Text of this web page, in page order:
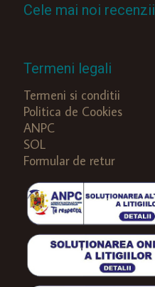
Cele mai noi recenzii
Termeni legali
Termeni si conditii
Politica de Cookies
ANPC
SOL
Formular de retur